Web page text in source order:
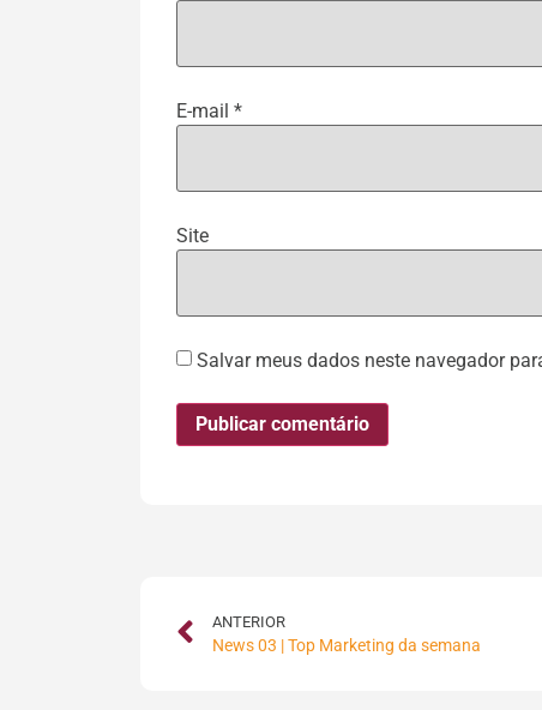
E-mail *
Site
Salvar meus dados neste navegador
ANTERIOR
News 03 | Top Marketing da semana